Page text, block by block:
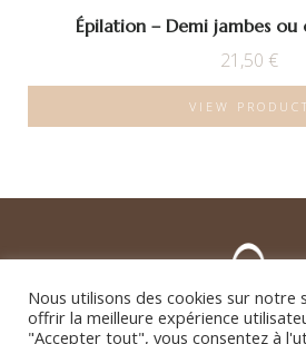
Épilation – Demi jambes ou
21,50 €
VIEW PRODUCT
Nous utilisons des cookies sur notre
offrir la meilleure expérience
"Accepter tout", vous consentez à